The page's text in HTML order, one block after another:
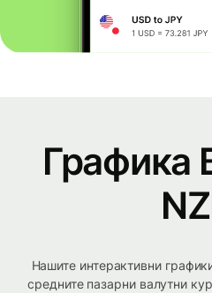
Графика
Нашите интерактивни
средните пазарни валутни